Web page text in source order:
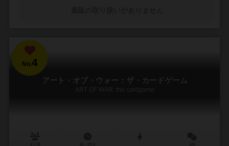
No.4
アート・オブ・ウォー：ザ・カードゲーム
ART OF WAR: the cardgame